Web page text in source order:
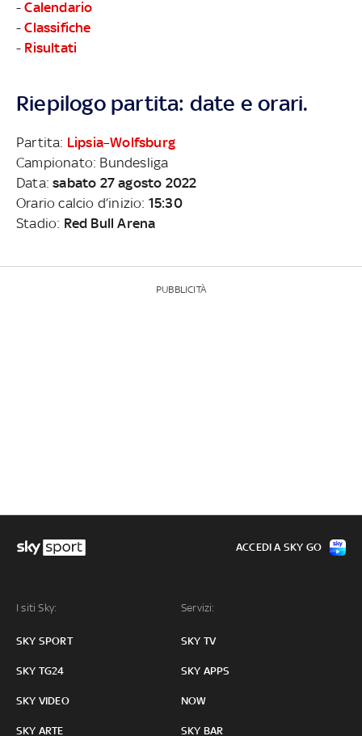
-Calendario
-Classifiche
- Risultati
Riepilogo partita: date e orari.
Partita: Lipsia–Wolfsburg
Campionato: Bundesliga
Data:sabato 27 agosto 2022
Orario calcio d’inizio: 15:30
Stadio: Red Bull Arena
PUBBLICITÀ
I siti Sky:
SKY SPORT
SKY TG24
SKY VIDEO
SKY ARTE
Servizi:
SKY TV
SKY APPS
NOW
SKY BAR
ACCEDI A SKY GO